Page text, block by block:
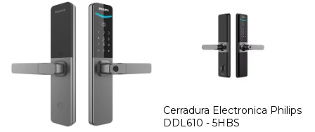
Cerradura Electronica Philips
DDL610 - 5HBS